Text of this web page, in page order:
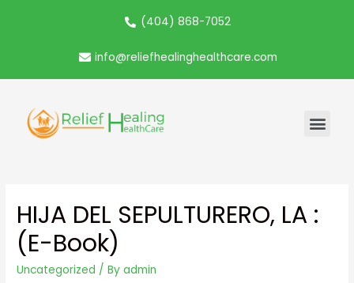
(404) 868-7052
info@reliefhealinghealthcare.com
HIJA DEL SEPULTURERO, LA :
(E-Book)
Uncategorized / Byadmin